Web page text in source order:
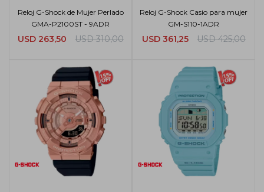
Reloj G-Shock de Mujer Perlado
GMA-P2100ST - 9ADR
USD 263,50 USD 310,00
Reloj G-Shock Casio para mujer
GM-S110-1ADR
USD 361,25 USD 425,00